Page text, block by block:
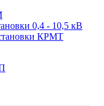
0,4 - 10,5 кВ
КРМТ